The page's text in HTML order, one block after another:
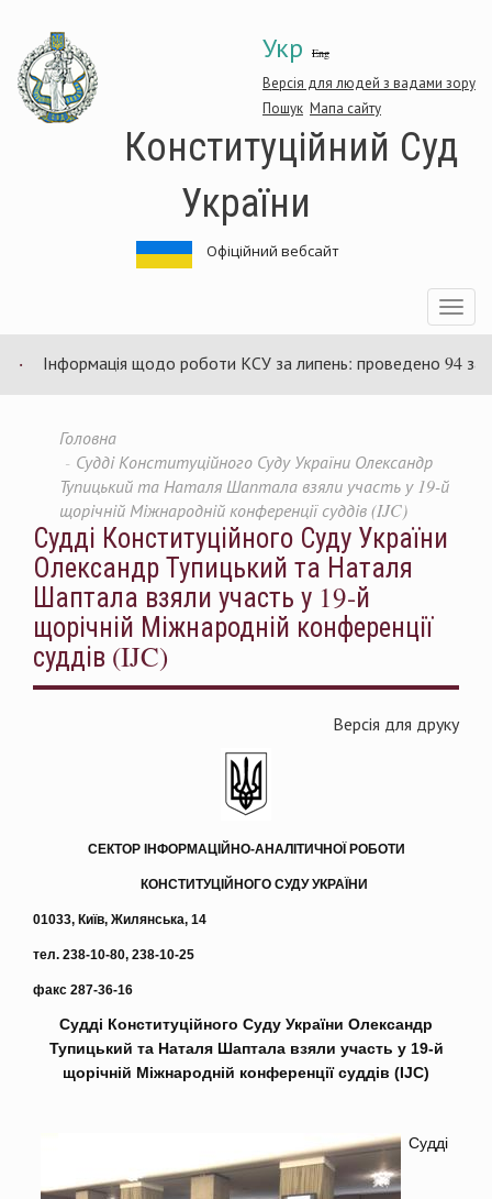
основного
матеріалу
Укр Eng
Версія для людей з вадами зору
Пошук Мапа сайту
Конституційний Суд
України
Офіційний вебсайт
Toggle
щодо роботи КСУ за липень: проведено 94
Головна
Судді Конституційного Суду України Олександр
Тупицький та Наталя Шаптала взяли участь у 19-й
щорічній Міжнародній конференції суддів (IJC)
Судді Конституційного Суду України
Олександр Тупицький та Наталя
Шаптала взяли участь у 19-й
щорічній Міжнародній конференції
суддів (IJC)
Версія для друку
СЕКТОР ІНФОРМАЦІЙНО-АНАЛІТИЧНОЇ РОБОТИ
КОНСТИТУЦІЙНОГО СУДУ УКРАЇНИ
01033, Київ, Жилянська, 14
тел. 238-10-80, 238-10-25
факс 287-36-16
Судді Конституційного Суду України Олександр
Тупицький та Наталя Шаптала взяли участь у 19-й
щорічній Міжнародній конференції суддів (IJC)
Судді